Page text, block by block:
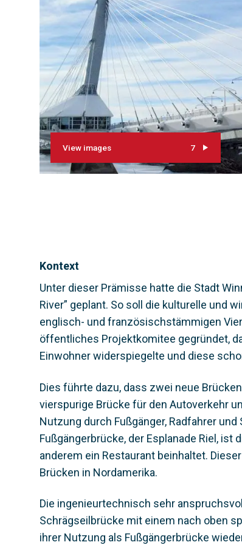
View images 7
Kontext
Unter dieser Prämisse hatte die Stadt
River” geplant. So soll die kulturelle und
englisch- und französischstämmigen
öffentliches Projektkomitee gegründet,
Einwohner widerspiegelte und diese
Dies führte dazu, dass zwei neue
vierspurige Brücke für den Autoverkehr
Nutzung durch Fußgänger, Radfahrer
Fußgängerbrücke, der Esplanade Riel,
anderem ein Restaurant beinhaltet.
Brücken in Nordamerika.
Die ingenieurtechnisch sehr
Schrägseilbrücke mit einem nach oben
ihrer Nutzung als Fußgängerbrücke